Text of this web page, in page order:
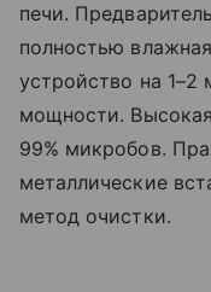
печи.
полностью
устройство на
мощности.
99% микробов.
металлические
метод очистки.